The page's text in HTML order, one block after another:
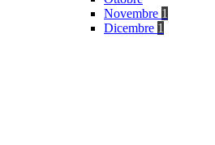
Novembre 1
Dicembre 1